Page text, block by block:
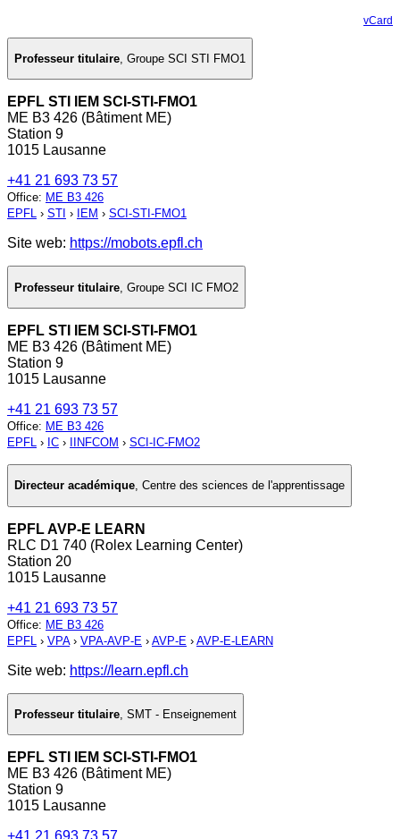
vCard
Professeur titulaire, Groupe SCI STI FMO1
EPFL STI IEM SCI-STI-FMO1
ME B3 426 (Bâtiment ME)
Station 9
1015 Lausanne
+41 21 693 73 57
Office: ME B3 426
EPFL › STI › IEM › SCI-STI-FMO1
Site web: https://mobots.epfl.ch
Professeur titulaire Groupe SCI IC FMO2
EPFL STI IEM SCI-STI-FMO1
ME B3 426 (Bâtiment ME)
Station 9
1015 Lausanne
+41 21 693 73 57
Office: ME B3 426
EPFL › IC › IINFCOM › SCI-IC-FMO2
Directeur académique, Centre des sciences de l'apprentissage
EPFL AVP-E LEARN
RLC D1 740 (Rolex Learning Center)
Station 20
1015 Lausanne
+41 21 693 73 57
Office: ME B3 426
EPFL › VPA› VPA-AVP-E › AVP-E › AVP-E-LEARN
Site web: https://learn.epfl.ch
Professeur titulaire, SMT - Enseignement
EPFL STI IEM SCI-STI-FMO1
ME B3 426 (Bâtiment ME)
Station 9
1015 Lausanne